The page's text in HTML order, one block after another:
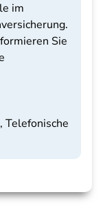
im
Sie
Telefonische